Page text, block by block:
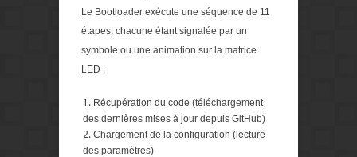
Le Bootloader exécute une séquence de 11
étapes, chacune étant signalée par un
symbole ou une animation sur la matrice
LED :
Récupération du code (téléchargement
des dernières mises à jour depuis GitHub)
Chargement de la configuration (lecture
des paramètres)